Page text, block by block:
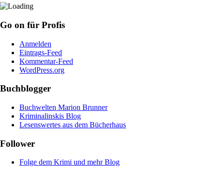
Go on für Profis
Anmelden
Eintrags-Feed
Kommentar-Feed
WordPress.org
Buchblogger
Buchwelten Marion Brunner
Kriminalinskis Blog
Lesenswertes aus dem Bücherhaus
Follower
Folge dem Krimi und mehr Blog